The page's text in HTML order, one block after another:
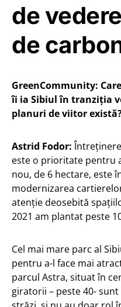
de
de
GreenCommunity:
îi ia Sibiul în tranziția
planuri de viitor
Astrid Fodor:
este o prioritate pentru
nou, de 6 hectare, este
modernizarea
atenție deosebită
2021 am plantat peste
Cel mai mare parc al
pentru a-l face mai
parcul Astra, situat în
giratorii – peste 40-